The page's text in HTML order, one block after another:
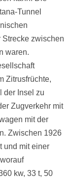
Tunnel
zwischen
waren.
Zitrusfrüchte,
der Insel zu
Zugverkehr mit
mit der
Zwischen 1926
und mit einer
kw, 33 t, 50